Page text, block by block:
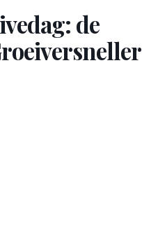
de